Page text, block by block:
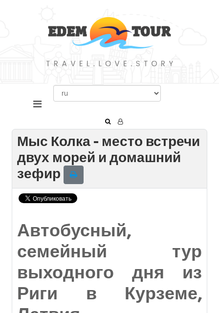
Мыс Колка - место встречи
двух морей и домашний
зефир
Автобусный,
семейный тур
выходного дня из
Риги в Курземе,